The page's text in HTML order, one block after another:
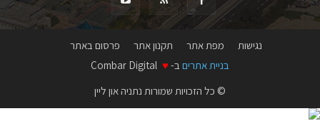
נגישות מפת אתר תקנון אתר
פרסום באתר
בניית אתרים ב- ♥
© כל הזכויות שמורות נתניה און ליין